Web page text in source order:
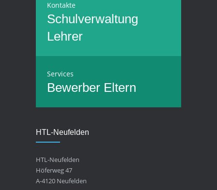
Kontakte
Schulverwaltung
Lehrer
Services
Bewerber Eltern
HTL-Neufelden
HTL-Neufelden
Höferweg 47
A-4120 Neufelden